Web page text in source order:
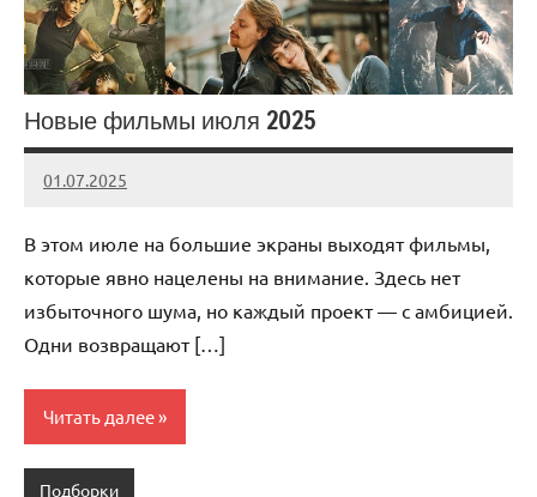
Новые фильмы июля 2025
01.07.2025
admin
Нет
В этом июле на большие экраны выходят фильмы,
которые явно нацелены на внимание. Здесь нет
избыточного шума, но каждый проект — с амбицией.
Одни возвращают […]
Читать далее
Подборки